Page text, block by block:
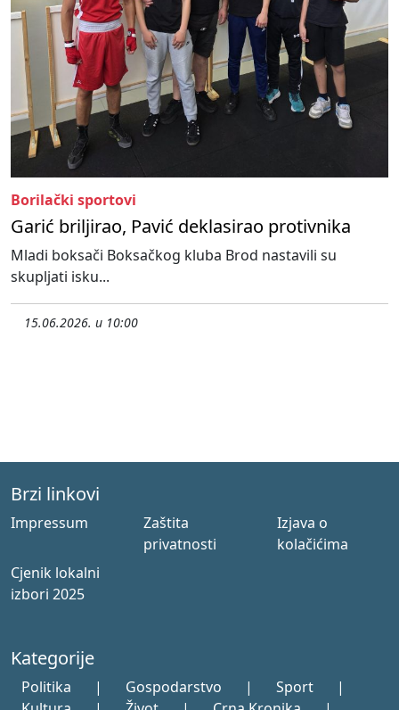
Borilački sportovi
Garić briljirao, Pavić deklasirao protivnika
Mladi boksači Boksačkog kluba Brod nastavili su
skupljati isku...
15.06.2026. u 10:00
Brzi linkovi
Impressum
Zaštita
privatnosti
Izjava o
kolačićima
Cjenik lokalni
izbori 2025
Kategorije
Politika | Gospodarstvo | Sport
|